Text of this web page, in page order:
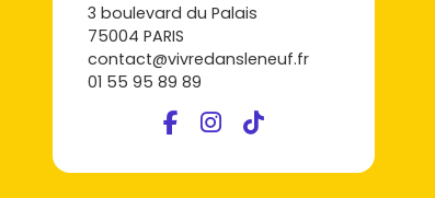
3 boulevard du Palais
75004 PARIS
contact@vivredansleneuf.fr
01 55 95 89 89